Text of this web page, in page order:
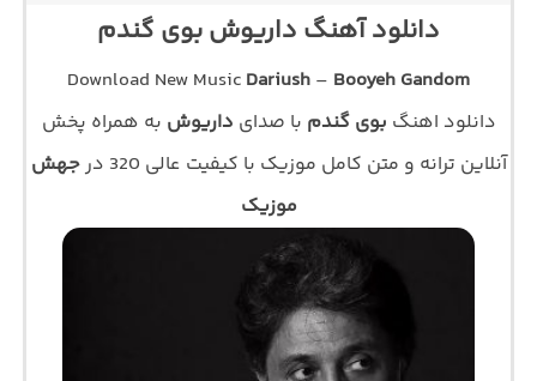
دانلود آهنگ داریوش بوی گندم
Download New Music Dariush – Booyeh Gandom
دانلود اهنگ بوی گندم با صدای داریوش به همراه پخش
آنلاین ترانه و متن کامل موزیک با کیفیت عالی 320 در
جهش
موزیک